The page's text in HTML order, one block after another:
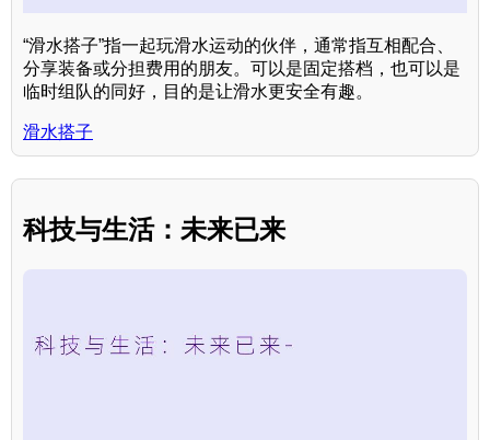
“滑水搭子”指一起玩滑水运动的伙伴，通常指互相配合、
分享装备或分担费用的朋友。可以是固定搭档，也可以是
临时组队的同好，目的是让滑水更安全有趣。
滑水搭子
科技与生活：未来已来